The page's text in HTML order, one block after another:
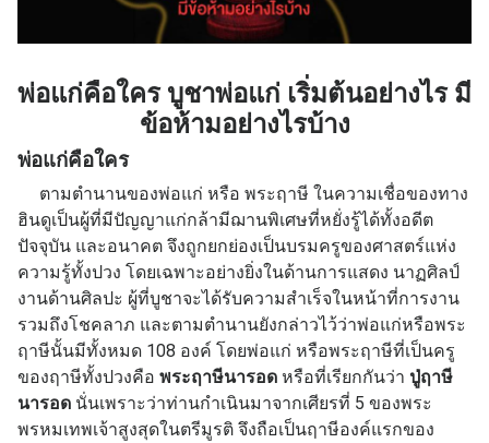
พ่อแก่คือใคร บูชาพ่อแก่ เริ่มต้นอย่างไร มี
ข้อห้ามอย่างไรบ้าง
พ่อแก่คือใคร
ตามตำนานของพ่อแก่ หรือ พระฤาษี ในความเชื่อของทาง
ฮินดูเป็นผู้ที่มีปัญญาแก่กล้ามีฌานพิเศษที่หยั่งรู้ได้ทั้งอดีต
ปัจจุบัน และอนาคต จึงถูกยกย่องเป็นบรมครูของศาสตร์แห่ง
ความรู้ทั้งปวง โดยเฉพาะอย่างยิ่งในด้านการแสดง นาฏศิลป์
งานด้านศิลปะ ผู้ที่บูชาจะได้รับความสำเร็จในหน้าที่การงาน
รวมถึงโชคลาภ และตามตำนานยังกล่าวไว้ว่าพ่อแก่หรือพระ
ฤาษีนั้นมีทั้งหมด 108 องค์ โดยพ่อแก่ หรือพระฤาษีที่เป็นครู
ของฤาษีทั้งปวงคือ พระฤาษีนารอด หรือที่เรียกกันว่า ปู่ฤาษี
นารอด นั่นเพราะว่าท่านกำเนินมาจากเศียรที่ 5 ของพระ
พรหมเทพเจ้าสูงสุดในตรีมูรติ จึงถือเป็นฤาษีองค์แรกของ